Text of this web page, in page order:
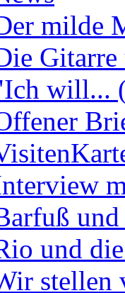
milde
Gitarre
will...
und
und
stellen